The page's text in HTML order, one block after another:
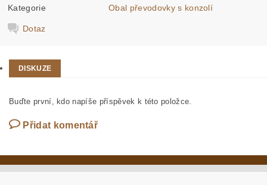
Kategorie Obal převodovky s konzolí
Dotaz
DISKUZE
Buďte první, kdo napíše příspěvek k této položce.
Přidat komentář